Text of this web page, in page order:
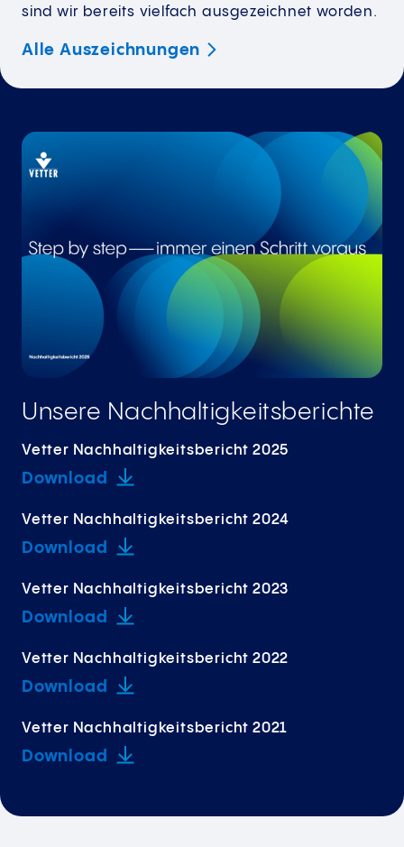
sind wir bereits vielfach ausgezeichnet worden.
Alle Auszeichnungen
Unsere Nachhaltigkeitsberichte
Vetter Nachhaltigkeitsbericht 2025
Download
Vetter Nachhaltigkeitsbericht 2024
Download
Vetter Nachhaltigkeitsbericht 2023
Download
Vetter Nachhaltigkeitsbericht 2022
Download
Vetter Nachhaltigkeitsbericht 2021
Download